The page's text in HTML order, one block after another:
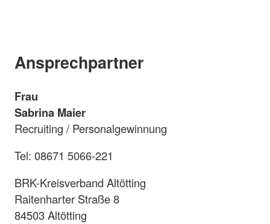
Ansprechpartner
Frau
Sabrina Maier
Recruiting / Personalgewinnung
Tel: 08671 5066-221
BRK-Kreisverband Altötting
Raitenharter Straße 8
84503 Altötting